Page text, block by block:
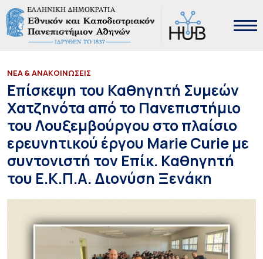
ΝΕΑ & ΑΝΑΚΟΙΝΩΣΕΙΣ
Επίσκεψη του Καθηγητή Συμεών
Χατζηνότα από το Πανεπιστήμιο
του Λουξεμβούργου στο πλαίσιο
ερευνητικού έργου Marie Curie με
συντονιστή τον Επίκ. Καθηγητή
του Ε.Κ.Π.Α. Διονύση Ξενάκη